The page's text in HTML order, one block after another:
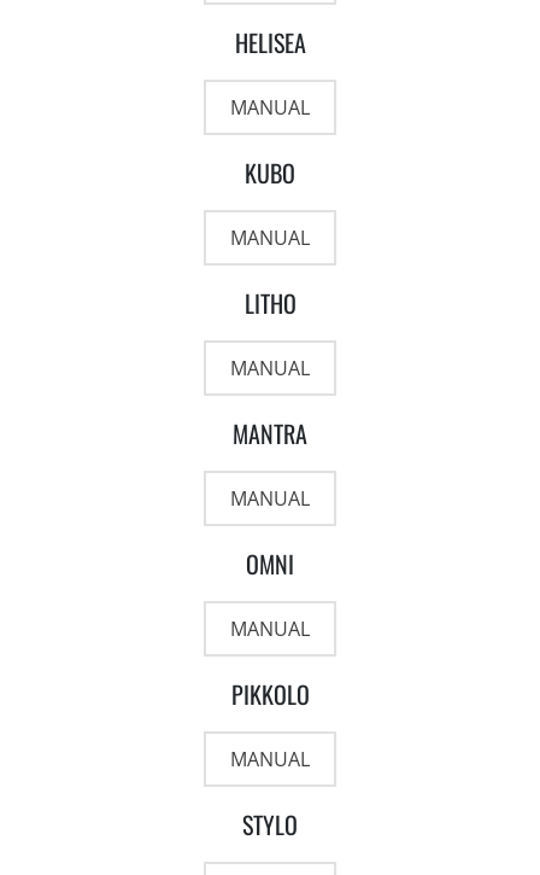
HELISEA
MANUAL
KUBO
MANUAL
LITHO
MANUAL
MANTRA
MANUAL
OMNI
MANUAL
PIKKOLO
MANUAL
STYLO